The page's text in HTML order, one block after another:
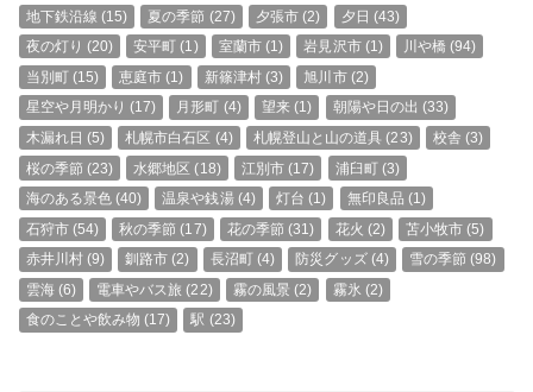
地下鉄沿線 (15) 夏の季節 (27) 夕張市 (2) 夕日 (43)
夜の灯り (20) 安平町 (1) 室蘭市(1) 岩見沢市(1) 川や橋 (94)
当別町(15) 恵庭市 (1) 新篠津村(3) 旭川市(2)
星空や月明かり (17) 月形町 (4) 望来 (1) 朝陽や日の出 (33)
木漏れ日 (5) 札幌市白石区 (4) 札幌登山と山の道具 (23) 校舎 (3)
桜の季節 (23) 水郷地区 (18) 江別市 (17) 浦臼町(3)
海のある景色(40) 温泉や銭湯(4) 灯台 (1) 無印良品 (1)
石狩市(54) 秋の季節 (17) 花の季節 (31) 花火 (2) 苫小牧市 (5)
赤井川村(9) 釧路市 (2) 長沼町(4) 防災グッズ(4) 雪の季節 (98)
雲海(6) 電車やバス旅 (22) 霧の風景 (2) 霧氷 (2)
食のことや飲み物 (17) 駅 (23)